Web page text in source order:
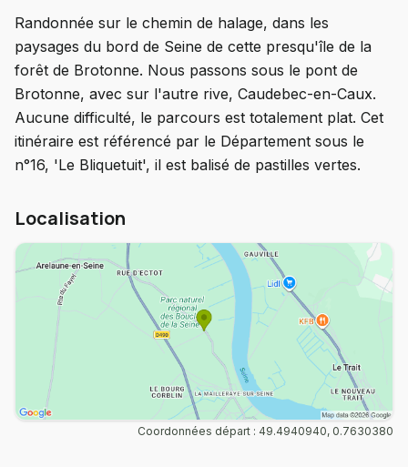
Randonnée sur le chemin de halage, dans les
paysages du bord de Seine de cette presqu'île de la
forêt de Brotonne. Nous passons sous le pont de
Brotonne, avec sur l'autre rive, Caudebec-en-Caux.
Aucune difficulté, le parcours est totalement plat. Cet
itinéraire est référencé par le Département sous le
n°16, 'Le Bliquetuit', il est balisé de pastilles vertes.
Localisation
Coordonnées départ : 49.4940940, 0.7630380